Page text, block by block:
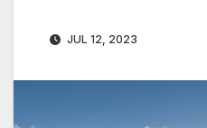
JUL 12, 2023